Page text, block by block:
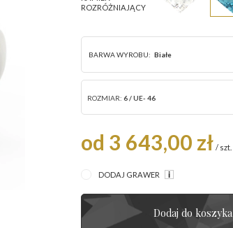
ROZRÓŻNIAJĄCY
BARWA WYROBU: Białe
ROZMIAR: 6 / UE- 46
od 3 643,00 zł / szt.
DODAJ GRAWER
Dodaj do koszyka